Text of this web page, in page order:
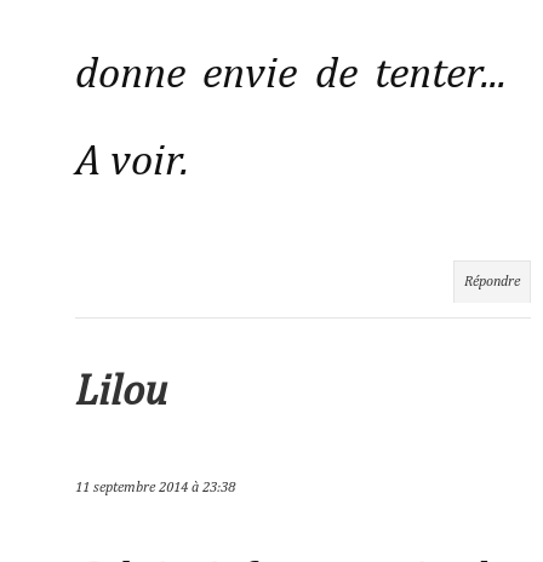
donne envie de tenter...
A voir.
Répondre
Lilou
11 septembre 2014 à 23:38